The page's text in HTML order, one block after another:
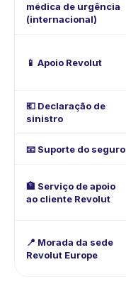
médica de urgência
(internacional)
📱 Apoio Revolut
💶 Declaração de
sinistro
📧 Suporte do seguro
🏦 Serviço de apoio
ao cliente Revolut
📍 Morada da sede
Revolut Europe